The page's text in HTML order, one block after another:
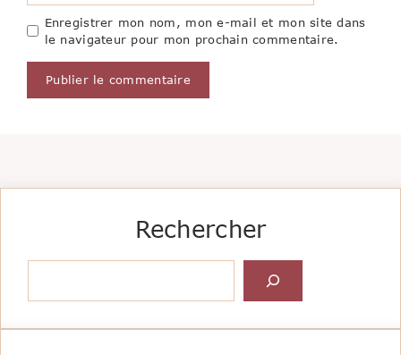
Enregistrer mon nom, mon e-mail et mon site dans
le navigateur pour mon prochain commentaire.
Rechercher